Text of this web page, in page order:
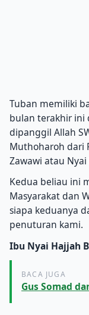
Tuban memiliki
bulan terakhir ini
dipanggil Allah
Muthoharoh dari
Zawawi atau
Kedua beliau ini
Masyarakat dan
siapa keduanya
penuturan kami.
Ibu Nyai Hajjah
BACA JUGA
Gus Somad